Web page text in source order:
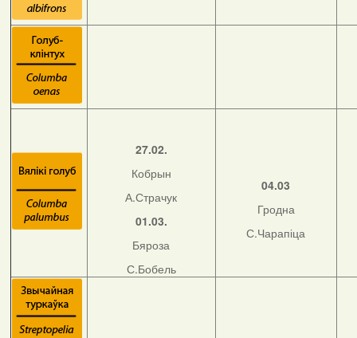
27.02.
Кобрын
А.Страчук
01.03.
Бяроза
С.Бобель
04.03
Гродна
С.Чарапіца